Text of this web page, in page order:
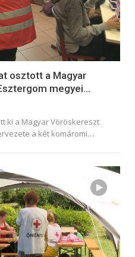
osztott a Magyar
megyei…
ki a Magyar Vöröskereszt
a két komáromi…